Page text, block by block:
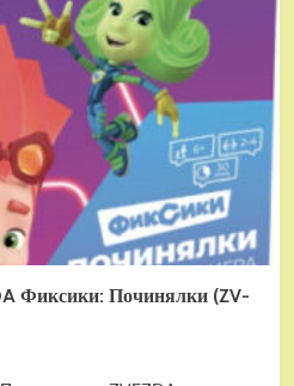
Фиксики: Починялки (ZV-